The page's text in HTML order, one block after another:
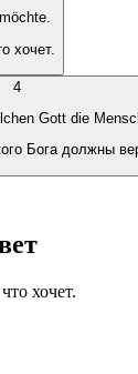
хочет.
4
Gott die
Бога должны
хочет.